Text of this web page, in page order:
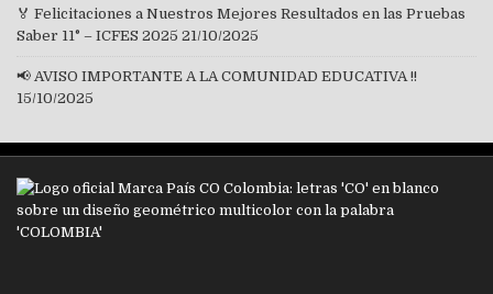
🏅 Felicitaciones a Nuestros Mejores Resultados en las Pruebas
Saber 11° – ICFES 2025 21/10/2025
📢 AVISO IMPORTANTE A LA COMUNIDAD EDUCATIVA !!
15/10/2025